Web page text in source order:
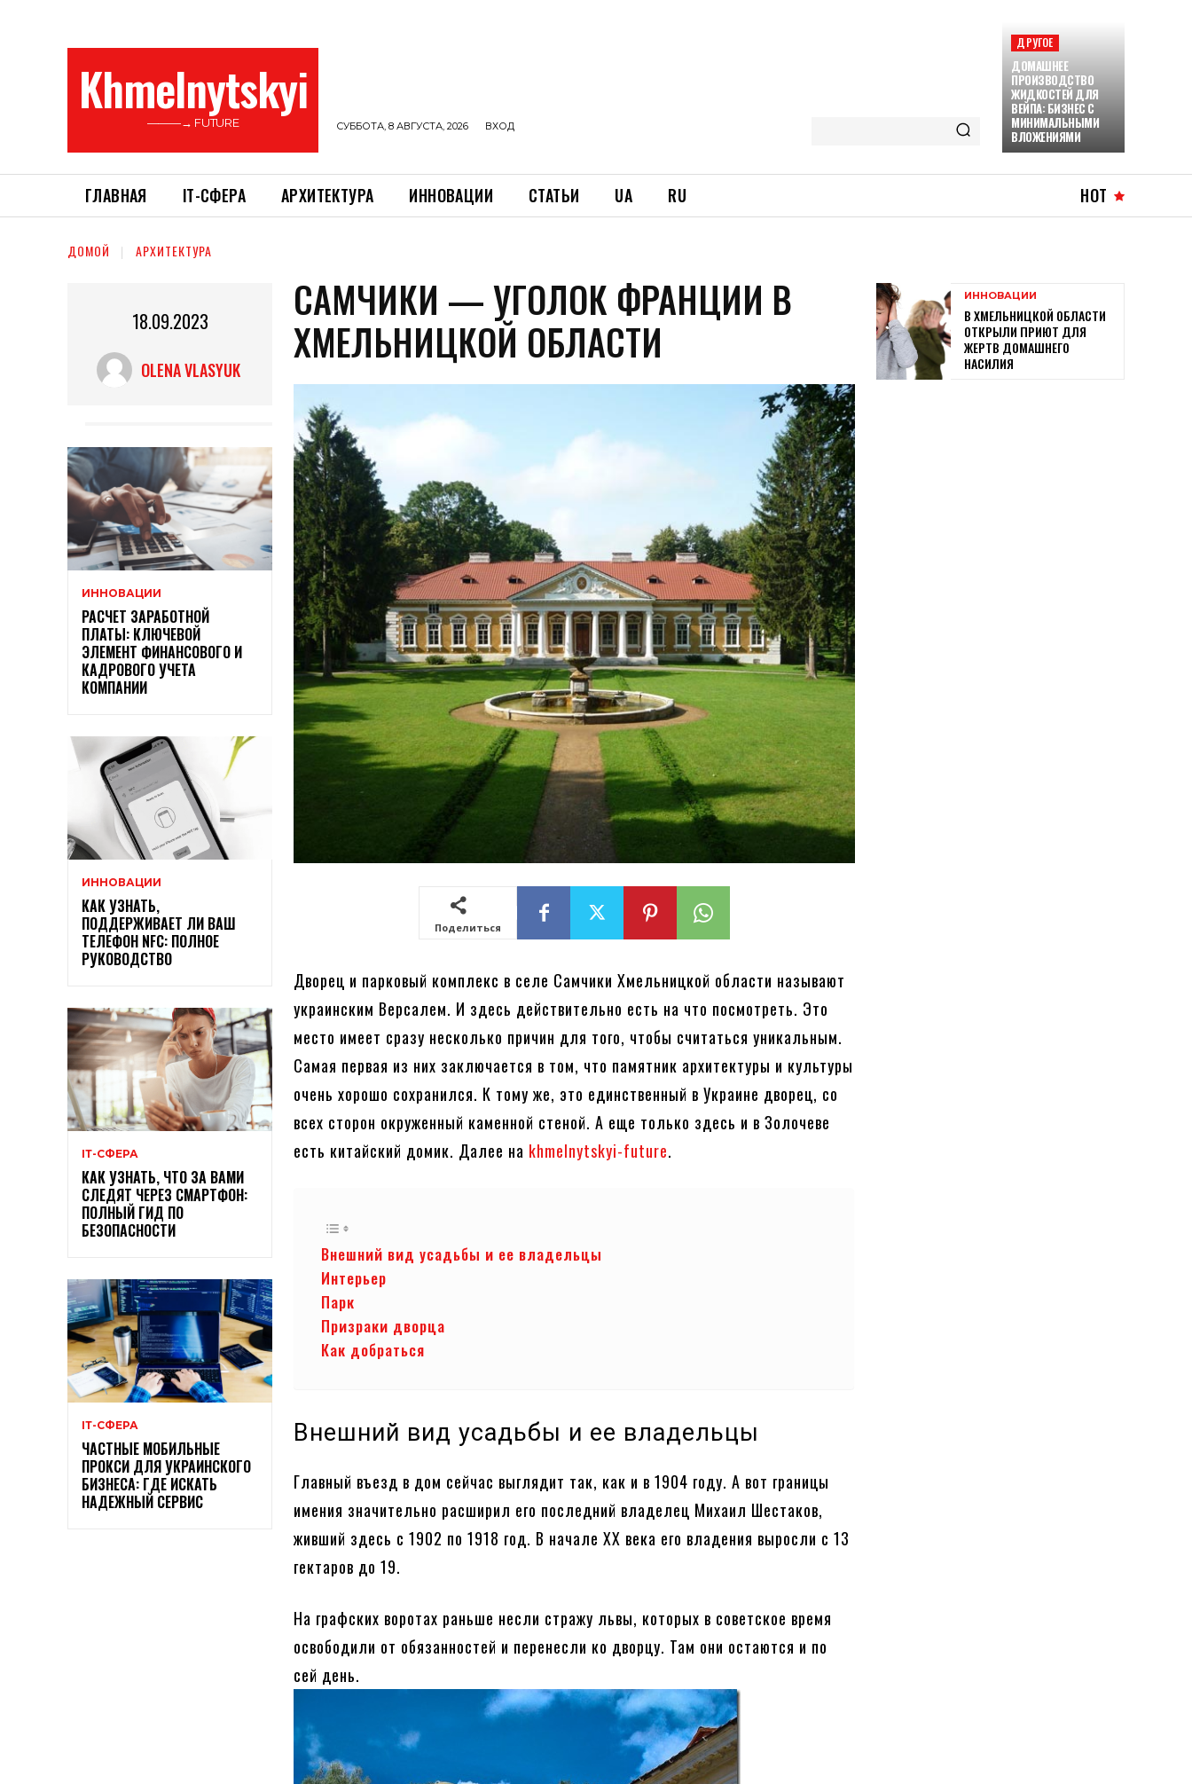
Khmelnytskyi
———→ FUTURE СУББОТА, 8 АВГУСТА, 2026 ВХОД
ДРУГОЕ
ДОМАШНЕЕ
ПРОИЗВОДСТВО
ЖИДКОСТЕЙ ДЛЯ
ВЕЙПА: БИЗНЕС С
МИНИМАЛЬНЫМИ
ВЛОЖЕНИЯМИ
ГЛАВНАЯ ІТ-СФЕРА АРХИТЕКТУРА ИННОВАЦИИ СТАТЬИ UA RU HOT
ДОМОЙ АРХИТЕКТУРА
18.09.2023
OLENA VLASYUK
ИННОВАЦИИ
РАСЧЕТ ЗАРАБОТНОЙ
ПЛАТЫ: КЛЮЧЕВОЙ
ЭЛЕМЕНТ ФИНАНСОВОГО И
КАДРОВОГО УЧЕТА
КОМПАНИИ
ИННОВАЦИИ
КАК УЗНАТЬ,
ПОДДЕРЖИВАЕТ ЛИ ВАШ
ТЕЛЕФОН NFC: ПОЛНОЕ
РУКОВОДСТВО
ІТ-СФЕРА
КАК УЗНАТЬ, ЧТО ЗА ВАМИ
СЛЕДЯТ ЧЕРЕЗ СМАРТФОН:
ПОЛНЫЙ ГИД ПО
БЕЗОПАСНОСТИ
ІТ-СФЕРА
ЧАСТНЫЕ МОБИЛЬНЫЕ
ПРОКСИ ДЛЯ УКРАИНСКОГО
БИЗНЕСА: ГДЕ ИСКАТЬ
НАДЕЖНЫЙ СЕРВИС
САМЧИКИ — УГОЛОК ФРАНЦИИ В
ХМЕЛЬНИЦКОЙ ОБЛАСТИ
Поделиться
Дворец и парковый комплекс в селе Самчики Хмельницкой области называют
украинским Версалем. И здесь действительно есть на что посмотреть. Это
место имеет сразу несколько причин для того, чтобы считаться уникальным.
Самая первая из них заключается в том, что памятник архитектуры и культуры
очень хорошо сохранился. К тому же, это единственный в Украине дворец, со
всех сторон окруженный каменной стеной. А еще только здесь и в Золочеве
есть китайский домик. Далее на khmelnytskyi-future.
Внешний вид усадьбы и ее владельцы
Интерьер
Парк
Призраки дворца
Как добраться
Внешний вид усадьбы и ее владельцы
Главный въезд в дом сейчас выглядит так, как и в 1904 году. А вот границы
имения значительно расширил его последний владелец Михаил Шестаков,
живший здесь с 1902 по 1918 год. В начале XX века его владения выросли с 13
гектаров до 19.
На графских воротах раньше несли стражу львы, которых в советское время
освободили от обязанностей и перенесли ко дворцу. Там они остаются и по
сей день.
ИННОВАЦИИ
В ХМЕЛЬНИЦКОЙ ОБЛАСТИ
ОТКРЫЛИ ПРИЮТ ДЛЯ
ЖЕРТВ ДОМАШНЕГО
НАСИЛИЯ